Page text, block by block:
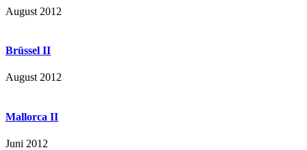
August 2012
Brüssel II
August 2012
Mallorca II
Juni 2012